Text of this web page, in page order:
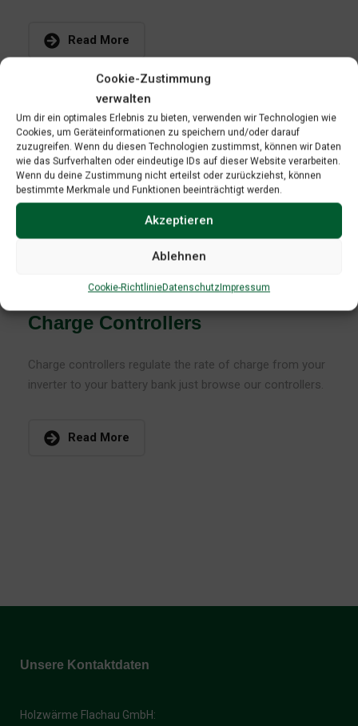
Cookie-Zustimmung
verwalten
Um dir ein optimales Erlebnis zu bieten, verwenden wir Technologien wie
Cookies, um Geräteinformationen zu speichern und/oder darauf
zuzugreifen. Wenn du diesen Technologien zustimmst, können wir Daten
wie das Surfverhalten oder eindeutige IDs auf dieser Website verarbeiten.
Wenn du deine Zustimmung nicht erteilst oder zurückziehst, können
bestimmte Merkmale und Funktionen beeinträchtigt werden.
Akzeptieren
Ablehnen
Cookie-RichtlinieDatenschutzImpressum
Read More
Charge Controllers
Charge controllers regulate the rate of charge from your
inverter to your battery bank just browse our controllers.
Read More
Unsere Kontaktdaten
Holzwärme Flachau GmbH: